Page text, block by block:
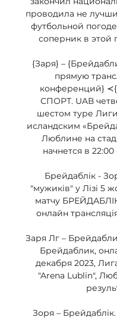
проводила не
футбольной
соперник в этой
{Заря} –
прямую
конференций}
СПОРТ. UAВ
шестом туре
исландским
Люблине на
начнется в
Брейдаблік -
"мужиків" у Лізі 5
матчу
онлайн
Заря Лг –
Брейдаблик,
декабря 2023,
"Arena Lublin",
Зоря –